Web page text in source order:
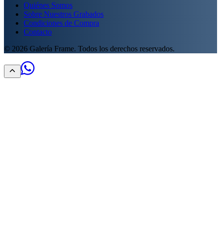
Quiénes Somos
Sobre Nuestros Grabados
Condiciones de Compra
Contacto
© 2026 Galería Frame. Todos los derechos reservados.